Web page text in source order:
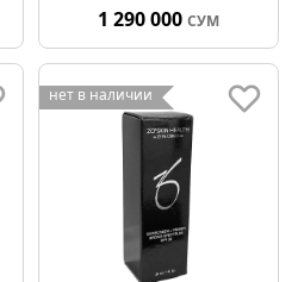
1 290 000 СУМ
нет в наличии